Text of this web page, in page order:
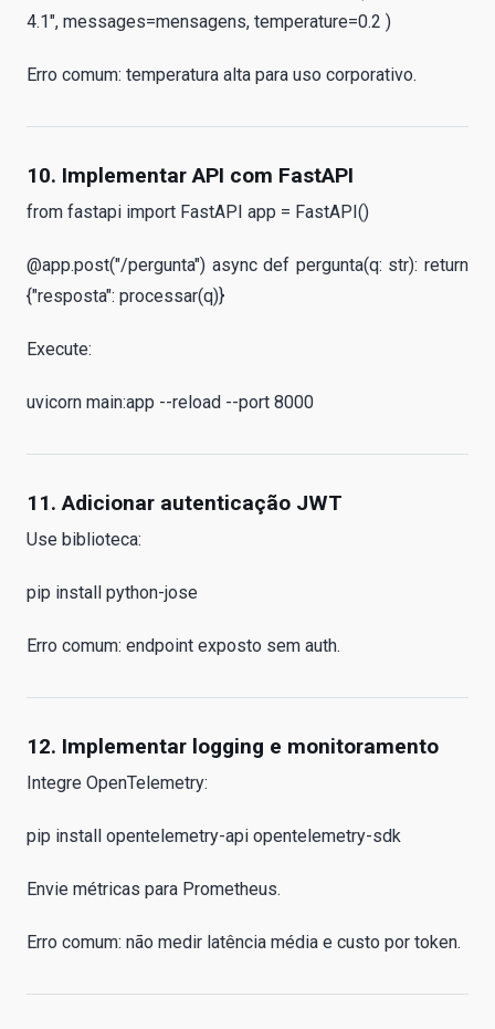
4.1", messages=mensagens, temperature=0.2 )
Erro comum: temperatura alta para uso corporativo.
10. Implementar API com FastAPI
from fastapi import FastAPI app = FastAPI()
@app.post("/pergunta") async def pergunta(q: str): return
{"resposta": processar(q)}
Execute:
uvicorn main:app --reload --port 8000
11. Adicionar autenticação JWT
Use biblioteca:
pip install python-jose
Erro comum: endpoint exposto sem auth.
12. Implementar logging e monitoramento
Integre OpenTelemetry:
pip install opentelemetry-api opentelemetry-sdk
Envie métricas para Prometheus.
Erro comum: não medir latência média e custo por token.